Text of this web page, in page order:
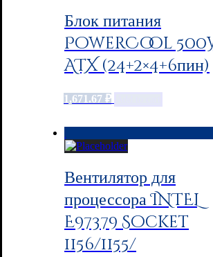
Блок питания
PowerCool
ATX (24+2×4+6пин)
1,671.67 ₽
Вентилятор для
процессора INTEL
E97379 Socket
1156/1155/